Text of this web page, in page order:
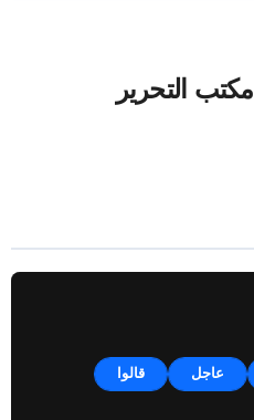
مكتب التحرير
عاجل قالوا